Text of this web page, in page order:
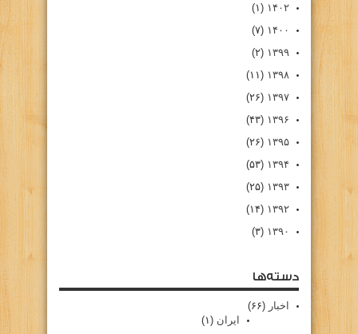
۱۴۰۲ (۱)
۱۴۰۰ (۷)
۱۳۹۹ (۲)
۱۳۹۸ (۱۱)
۱۳۹۷ (۲۶)
۱۳۹۶ (۴۳)
۱۳۹۵ (۲۶)
۱۳۹۴ (۵۳)
۱۳۹۳ (۲۵)
۱۳۹۲ (۱۴)
۱۳۹۰ (۳)
دسته‌ها
اخبار (۶۶)
ایران (۱)